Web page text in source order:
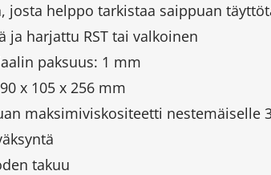
josta helppo tarkistaa saippuan
ja harjattu RST tai valkoinen
paksuus: 1 mm
x 105 x 256 mm
maksimiviskositeetti nestemäiselle
takuu